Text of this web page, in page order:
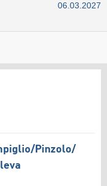
06.03.2027
​Pinzolo/​